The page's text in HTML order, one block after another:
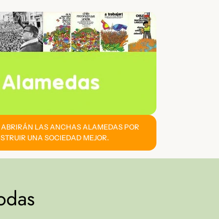
LAS ANCHAS ALAMEDAS POR
UNA SOCIEDAD MEJOR.